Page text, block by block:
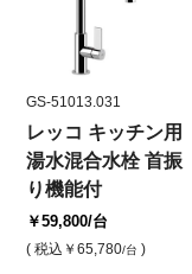
GS-51013.031
レッコ キッチン用
湯水混合水栓 首振
り機能付
￥59,800/台
( 税込 ￥65,780/台 )